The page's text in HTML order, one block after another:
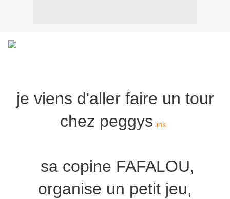
je viens d'aller faire un tour
chez peggys link
sa copine FAFALOU,
organise un petit jeu,